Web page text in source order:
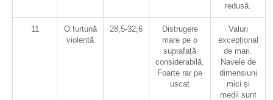
redusă.
11
O furtună
violentă
28,5-32,6
Distrugere
mare pe o
suprafață
considerabilă.
Foarte rar pe
uscat
Valuri
excepțional
de mari.
Navele de
dimensiuni
mici și
medii sunt